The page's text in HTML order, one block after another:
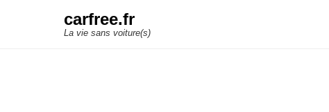
carfree.fr
La vie sans voiture(s)